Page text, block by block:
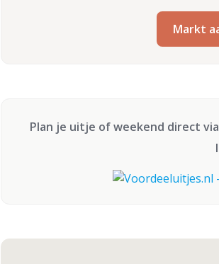
Markt
Plan je uitje of weekend direct via